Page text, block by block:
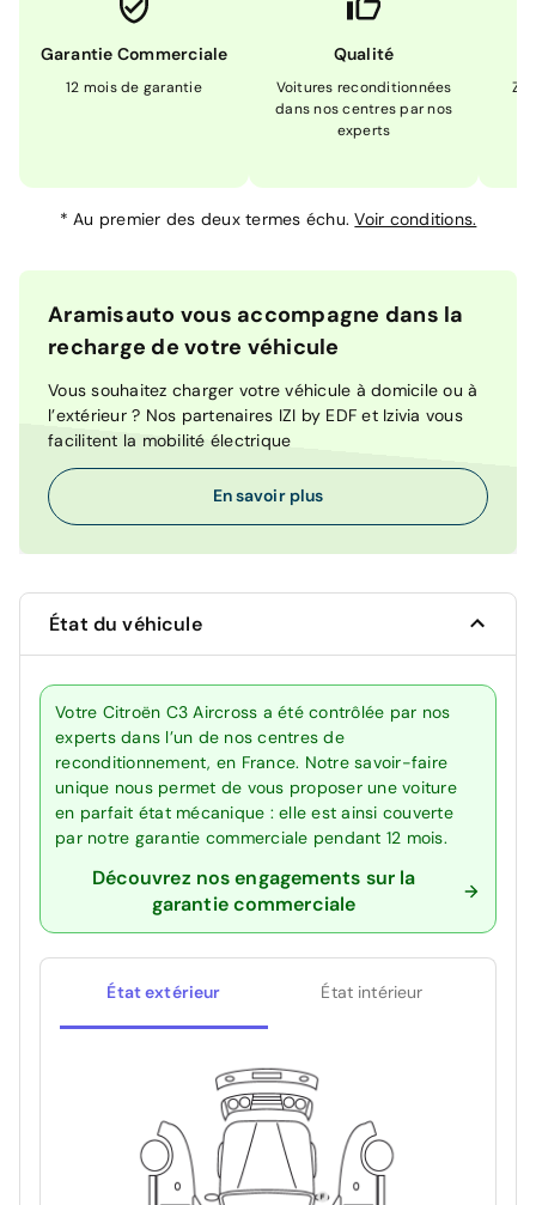
Garantie Commerciale
12 mois de garantie
Qualité
Voitures reconditionnées
dans nos centres par nos
experts
*Au premier des deux termes échu.Voir conditions.
Aramisauto vous accompagne dans la
recharge de votre véhicule
Vous souhaitez charger votre véhicule à domicile ou à
l’extérieur ? Nos partenaires IZI by EDF et Izivia vous
facilitent la mobilité électrique
En savoir plus
État du véhicule
Votre Citroën C3 Aircross a été contrôlée par nos
experts dans l’un de nos centres de
reconditionnement, en France. Notre savoir-faire
unique nous permet de vous proposer une voiture
en parfait état mécanique : elle est ainsi couverte
par notre garantie commerciale pendant 12 mois.
Découvrez nos engagements sur la
garantie commerciale
État extérieur État intérieur